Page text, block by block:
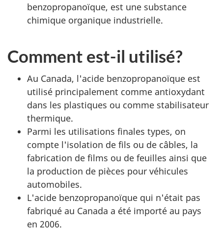
benzopropanoïque, est une substance
chimique organique industrielle.
Comment est-il utilisé?
Au Canada, l'acide benzopropanoïque est
utilisé principalement comme antioxydant
dans les plastiques ou comme stabilisateur
thermique.
Parmi les utilisations finales types, on
compte l'isolation de fils ou de câbles, la
fabrication de films ou de feuilles ainsi que
la production de pièces pour véhicules
automobiles.
L'acide benzopropanoïque qui n'était pas
fabriqué au Canada a été importé au pays
en 2006.